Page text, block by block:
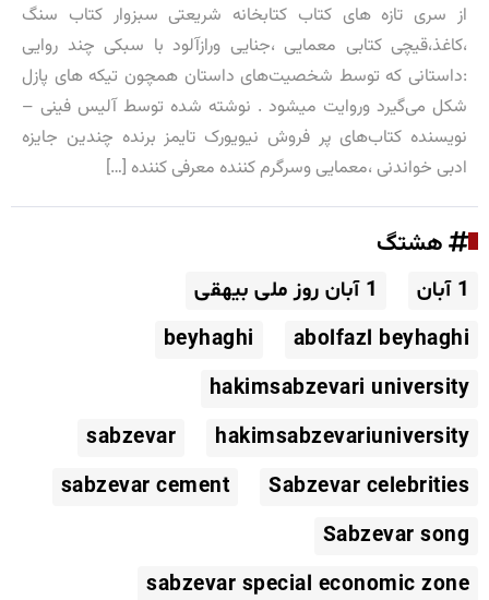
از سری تازه های کتاب کتابخانه شریعتی سبزوار کتاب سنگ
،کاغذ،قیچی کتابی معمایی ،جنایی ورازآلود با سبکی چند روایی
:داستانی که توسط شخصیت‌های داستان همچون تیکه های پازل
شکل می‌گیرد وروایت میشود . نوشته شده توسط آلیس فینی –
نویسنده کتاب‌های پر فروش نیویورک تایمز برنده چندین جایزه
ادبی خواندنی ،معمایی وسرگرم کننده معرفی کننده […]
هشتگ
1 آبان
1 آبان روز ملی بیهقی
abolfazl beyhaghi
beyhaghi
hakimsabzevari university
hakimsabzevariuniversity
sabzevar
Sabzevar celebrities
sabzevar cement
Sabzevar song
sabzevar special economic zone